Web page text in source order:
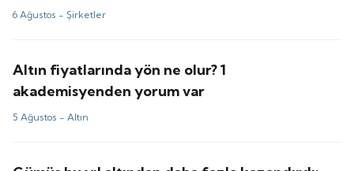
6 Ağustos -Şirketler
Altın fiyatlarında yön ne olur? 1
akademisyenden yorum var
5 Ağustos -Altın